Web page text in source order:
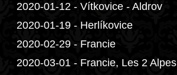
2020-01-12 - Vítkovice - Aldrov
2020-01-19 - Herlíkovice
2020-02-29 - Francie
2020-03-01 - Francie, Les 2 Alpes